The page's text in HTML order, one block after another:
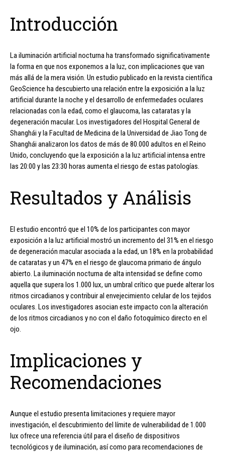
Introducción
La iluminación artificial nocturna ha transformado significativamente
la forma en que nos exponemos a la luz, con implicaciones que van
más allá de la mera visión. Un estudio publicado en la revista científica
GeoScience ha descubierto una relación entre la exposición a la luz
artificial durante la noche y el desarrollo de enfermedades oculares
relacionadas con la edad, como el glaucoma, las cataratas y la
degeneración macular. Los investigadores del Hospital General de
Shanghái y la Facultad de Medicina de la Universidad de Jiao Tong de
Shanghái analizaron los datos de más de 80.000 adultos en el Reino
Unido, concluyendo que la exposición a la luz artificial intensa entre
las 20:00 y las 23:30 horas aumenta el riesgo de estas patologías.
Resultados y Análisis
El estudio encontró que el 10% de los participantes con mayor
exposición a la luz artificial mostró un incremento del 31% en el riesgo
de degeneración macular asociada a la edad, un 18% en la probabilidad
de cataratas y un 47% en el riesgo de glaucoma primario de ángulo
abierto. La iluminación nocturna de alta intensidad se define como
aquella que supera los 1.000 lux, un umbral crítico que puede alterar los
ritmos circadianos y contribuir al envejecimiento celular de los tejidos
oculares. Los investigadores asocian este impacto con la alteración
de los ritmos circadianos y no con el daño fotoquímico directo en el
ojo.
Implicaciones y
Recomendaciones
Aunque el estudio presenta limitaciones y requiere mayor
investigación, el descubrimiento del límite de vulnerabilidad de 1.000
lux ofrece una referencia útil para el diseño de dispositivos
tecnológicos y de iluminación, así como para recomendaciones de